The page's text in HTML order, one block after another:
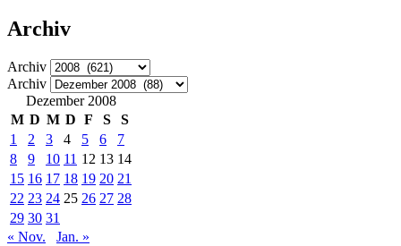
Archiv
Archiv
Archiv
Dezember 2008
M D M D F S
S
1
2 3 4 5 6
7
8
9 10 11 12 13 14
15 16 17 18 19 20 21
22 23 24 25 26 27 28
29 30 31
« Nov.
Jan. »